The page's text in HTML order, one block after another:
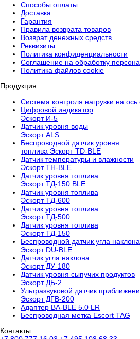
Способы оплаты
Доставка
Гарантия
Правила возврата товаров
Возврат денежных средств
Реквизиты
Политика конфиденциальности
Соглашение на обработку
Политика файлов cookie
Продукция
Cистема контроля нагрузки на
Цифровой индикатор
Эскорт И-5
Датчик уровня воды
Эскорт ALS
Беспроводной датчик уровня
топлива Эскорт TD-BLE
Датчик температуры и влажности
Эскорт TH-BLE
Датчик уровня топлива
Эскорт ТД-150 BLE
Датчик уровня топлива
Эскорт ТД-600
Датчик уровня топлива
Эскорт ТД-500
Датчик уровня топлива
Эскорт ТД-150
Беспроводной датчик угла наклона
Эскорт DU-BLE
Датчик угла наклона
Эскорт ДУ-180
Датчик уровня сыпучих продуктов
Эскорт ДБ-2
Ультразвуковой датчик
Эскорт ДГВ-200
Aдаптер BA-BLE 5.0 LR
Беспроводная метка Escort TAG
Контакты